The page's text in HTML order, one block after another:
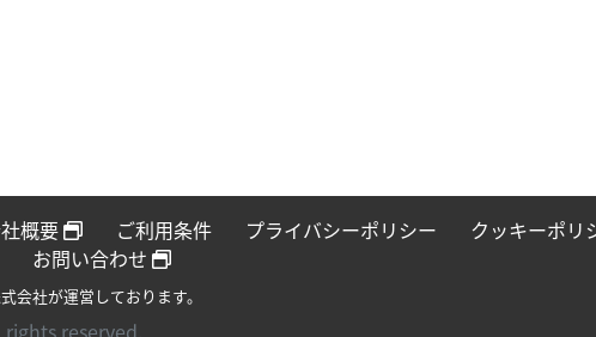
概要 ご利用条件 プライバシーポリシー クッキーポリ
お問い合わせ
会社が運営しております。